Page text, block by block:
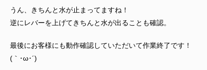
うん、きちんと水が止まってますね！
逆にレバーを上げてきちんと水が出ることも確認。
最後にお客様にも動作確認していただいて作業終了です！
(｀･ω･´)ゞ